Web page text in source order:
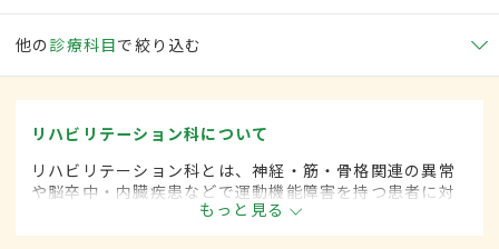
他の 診療科目で絞り込む
リハビリテーション科について
リハビリテーション科とは、神経・筋・骨格関連の異常
や脳卒中・内臓疾患などで運動機能障害を持つ患者に対
して、失われた機能の回復や残存能力の維持を目的とし
て、診断・治療します。
もっと見る